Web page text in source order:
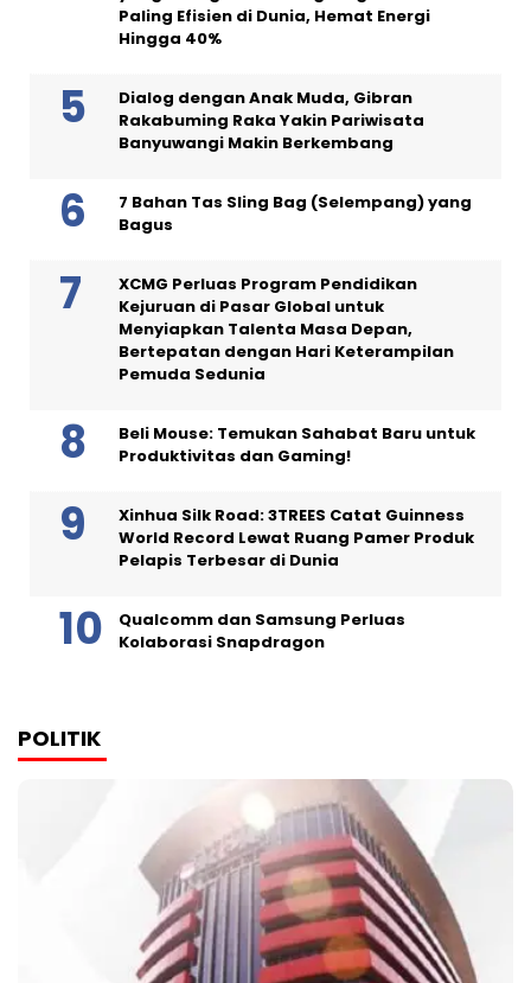
Paling Efisien di Dunia, Hemat Energi
Hingga 40%
Dialog dengan Anak Muda, Gibran
Rakabuming Raka Yakin Pariwisata
Banyuwangi Makin Berkembang
7 Bahan Tas Sling Bag (Selempang) yang
Bagus
XCMG Perluas Program Pendidikan
Kejuruan di Pasar Global untuk
Menyiapkan Talenta Masa Depan,
Bertepatan dengan Hari Keterampilan
Pemuda Sedunia
Beli Mouse: Temukan Sahabat Baru untuk
Produktivitas dan Gaming!
Xinhua Silk Road: 3TREES Catat Guinness
World Record Lewat Ruang Pamer Produk
Pelapis Terbesar di Dunia
Qualcomm dan Samsung Perluas
Kolaborasi Snapdragon
POLITIK